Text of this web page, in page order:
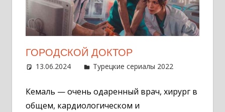
ГОРОДСКОЙ ДОКТОР
13.06.2024 Администратор
Турецкие сериалы 2022
Кемаль — очень одаренный врач, хирург в
общем, кардиологическом и